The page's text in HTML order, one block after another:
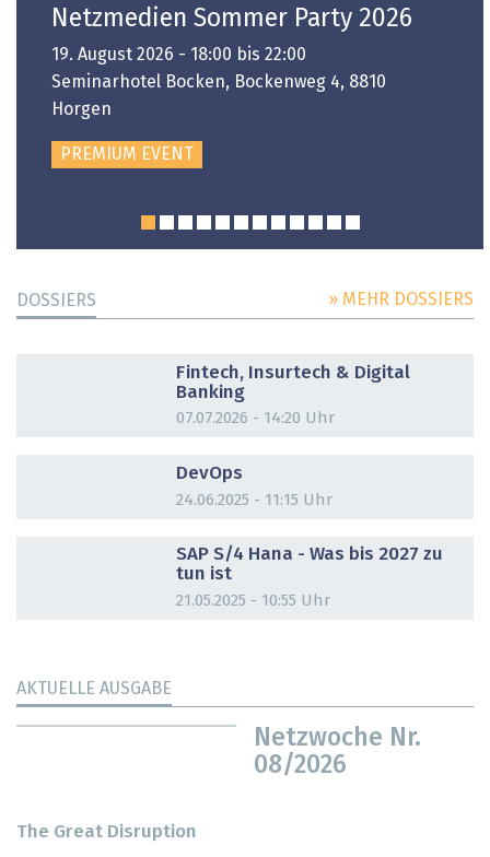
Netzmedien Sommer Party 2026
19. August 2026 - 18:00 bis 22:00
Seminarhotel Bocken, Bockenweg 4, 8810
Horgen
PREMIUM EVENT
DOSSIERS » MEHR DOSSIERS
Fintech, Insurtech & Digital
Banking
07.07.2026 - 14:20 Uhr
DevOps
24.06.2025 - 11:15 Uhr
SAP S/4 Hana - Was bis 2027 zu
tun ist
21.05.2025 - 10:55 Uhr
AKTUELLE AUSGABE
Netzwoche Nr.
08/2026
The Great Disruption